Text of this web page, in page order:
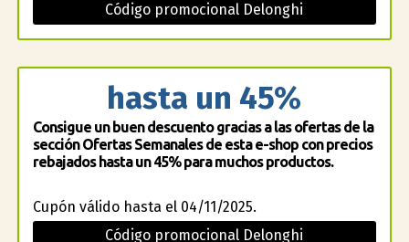
Código promocional Delonghi
hasta un 45%
Consigue un buen descuento gracias a las ofertas de la
sección Ofertas Semanales de esta e-shop con precios
rebajados hasta un 45% para muchos productos.
Cupón válido hasta el 04/11/2025.
Código promocional Delonghi